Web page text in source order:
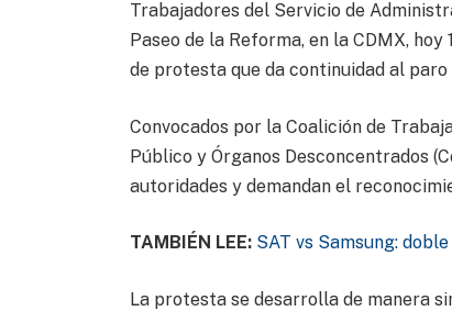
Trabajadores del Servicio de
Paseo de la Reforma, en la CDMX,
de protesta que da continuidad al
Convocados por la Coalición de
Público y Órganos Desconcentrados
autoridades y demandan el
TAMBIÉN LEE: SAT vs Samsung:
La protesta se desarrolla de manera